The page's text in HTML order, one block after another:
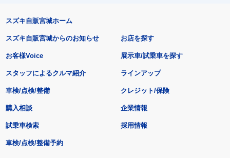
スズキ自販宮城ホーム
スズキ自販宮城からのお知らせ
お客様Voice
スタッフによるクルマ紹介
お店を探す
展示車/試乗車を探す
ラインアップ
車検/点検/整備 クレジット/保険
購入相談
試乗車検索
車検/点検/整備予約
企業情報
採用情報